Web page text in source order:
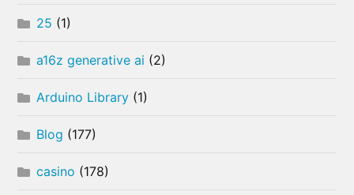
25 (1)
a16z generative ai (2)
Arduino Library (1)
Blog (177)
casino (178)